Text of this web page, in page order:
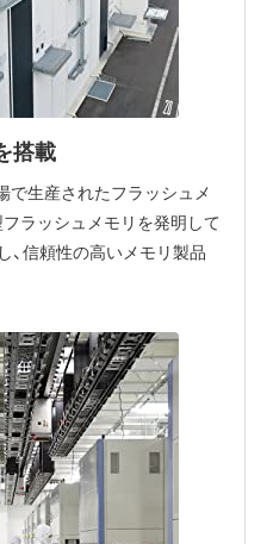
搭載
で生産されたフラッシュメ
ラッシュメモリを発明して
、信頼性の高いメモリ製品